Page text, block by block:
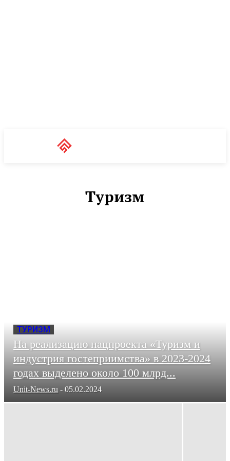
Туризм
ТУРИЗМ
На реализацию нацпроекта «Туризм и
индустрия гостеприимства» в 2023-2024
годах выделено около 100 млрд...
Unit-News.ru - 05.02.2024